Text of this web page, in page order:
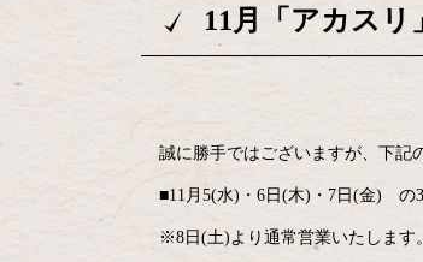
11月「アカスリ
誠に勝手ではございますが、下記
■11月5(水)・6日(木)・7日(金) の
※8日(土)より通常営業いたします。